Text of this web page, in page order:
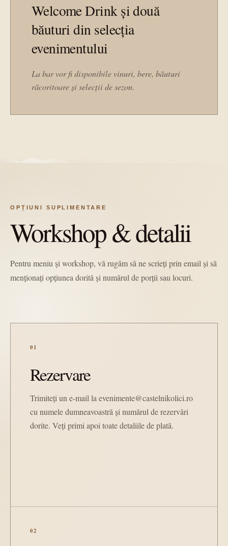
Welcome Drink și două
băuturi din selecția
evenimentului
La bar vor fi disponibile vinuri, bere, băuturi
răcoritoare și selecții de sezon.
OPȚIUNI SUPLIMENTARE
Workshop & detalii
Pentru meniu și workshop, vă rugăm să ne scrieți prin email și să
menționați opțiunea dorită și numărul de porții sau locuri.
01
Rezervare
Trimiteți un e-mail la evenimente@castelnikolici.ro
cu numele dumneavoastră și numărul de rezervări
dorite. Veți primi apoi toate detaliile de plată.
02